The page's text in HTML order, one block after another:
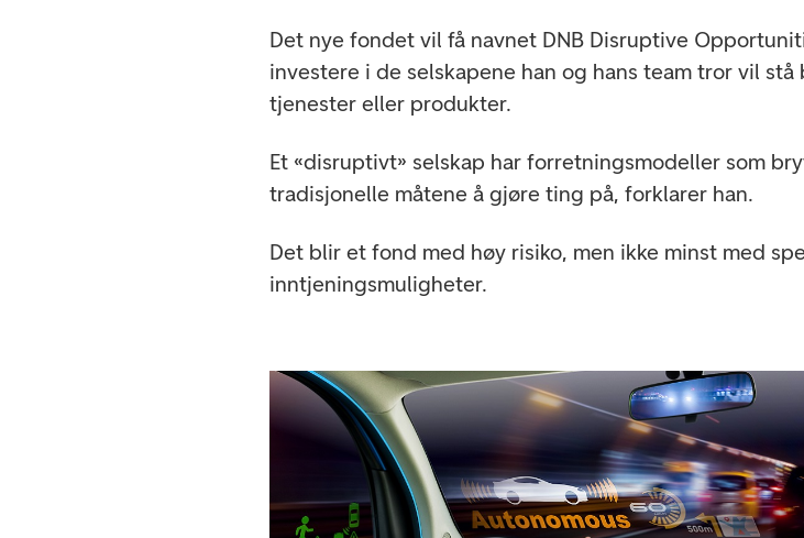
Det nye fondet vil få navnet DNB Disruptive
investere i de selskapene han og hans team tror vil stå
tjenester eller produkter.
Et «disruptivt» selskap har forretningsmodeller som
tradisjonelle måtene å gjøre ting på, forklarer han.
Det blir et fond med høy risiko, men ikke minst med
inntjeningsmuligheter.